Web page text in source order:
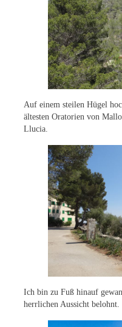
Auf einem steilen Hügel
ältesten Oratorien von
Llucia.
Ich bin zu Fuß hinauf
herrlichen Aussicht belohnt.